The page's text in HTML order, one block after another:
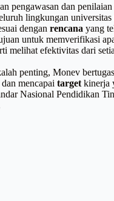
pengawasan dan
lingkungan
dengan rencana yang
untuk memverifikasi
melihat efektivitas dari
penting, Monev
dan mencapai target kinerja
Nasional Pendidikan